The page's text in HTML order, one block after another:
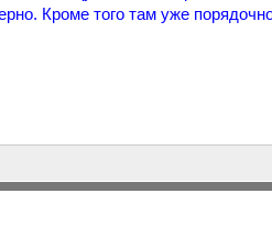
Кроме того там уже